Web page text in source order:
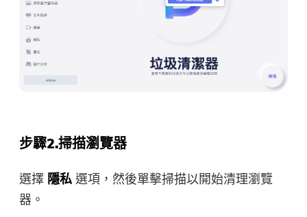
步驟2.掃描瀏覽器
選擇 隱私 選項，然後單擊掃描以開始清理瀏覽
器。